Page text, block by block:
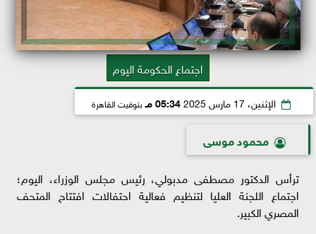
اجتماع الحكومة اليوم
الإثنين، 17 مارس 2025 05:34 مـ بتوقيت القاهرة
محمود موسى
ترأس الدكتور مصطفى مدبولي، رئيس مجلس الوزراء، اليوم؛
اجتماع اللجنة العليا لتنظيم فعالية احتفالات افتتاح المتحف
المصري الكبير.